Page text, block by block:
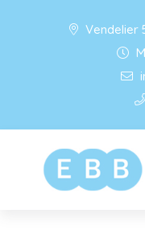
Vendelier